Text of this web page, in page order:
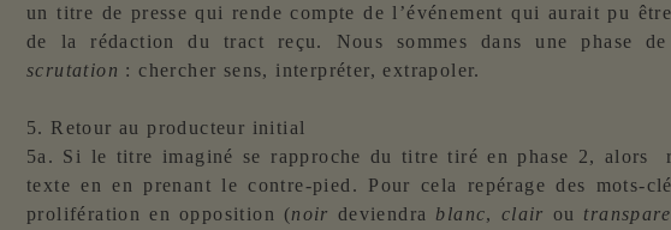
un titre de presse qui rende compte de l’événement qui aurait pu
de la rédaction du tract reçu. Nous sommes dans une phase
scrutation : chercher sens, interpréter, extrapoler.
5. Retour au producteur initial
5a. Si le titre imaginé se rapproche du titre tiré en phase 2, alors
texte en en prenant le contre-pied. Pour cela repérage des mots-
prolifération en opposition (noir deviendra blanc, clair ou